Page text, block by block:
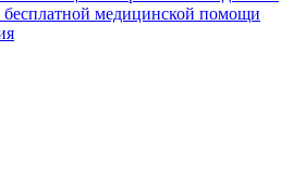
бесплатной медицинской помощи